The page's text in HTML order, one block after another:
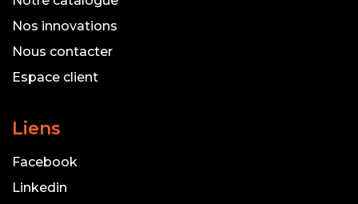
Nos innovations
Nous contacter
Espace client
Liens
Facebook
Linkedin